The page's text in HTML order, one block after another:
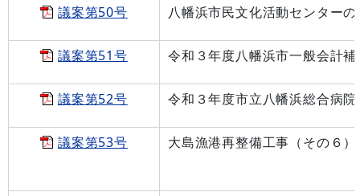
議案第50号 八幡浜市民文化活動センター
議案第51号 令和３年度八幡浜市一般会計
議案第52号 令和３年度市立八幡浜総合病
議案第53号 大島漁港再整備工事（その６